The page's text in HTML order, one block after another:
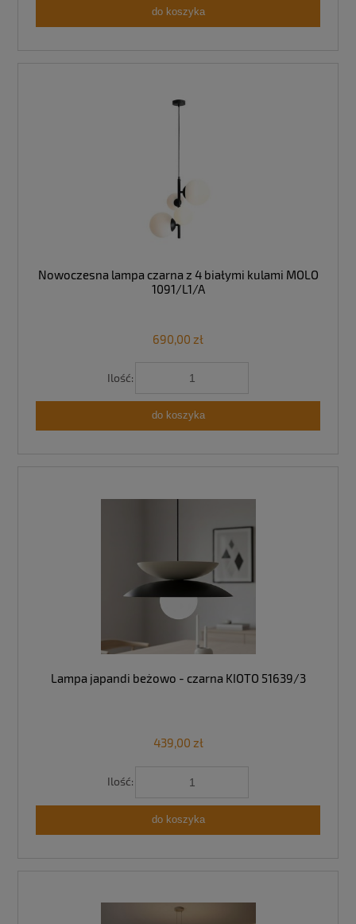
do koszyka
Nowoczesna lampa czarna z 4 białymi kulami MOLO
1091/L1/A
690,00 zł
Ilość:
do koszyka
Lampa japandi beżowo - czarna KIOTO 51639/3
439,00 zł
Ilość:
do koszyka